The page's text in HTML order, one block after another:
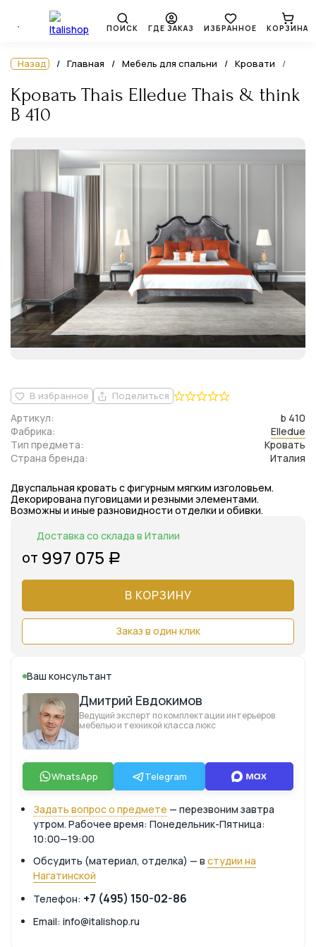
ПОИСК ГДЕ ЗАКАЗ ИЗБРАННОЕ КОРЗИНА
Назад Главная Мебель для спальни Кровати
Кровать Thais Elledue Thais & think
B 410
В избранное Поделиться
Фабрика: Elledue
Артикул:
b 410
Тип предмета:
Кровать
Страна бренда:
Италия
Двуспальная кровать с фигурным мягким изголовьем.
Декорирована пуговицами и резными элементами.
Возможны и иные разновидности отделки и обивки.
Доставка со склада в Италии
от 997 075 Р
В КОРЗИНУ
Заказ в один клик
Ваш консультант
Дмитрий Евдокимов
Ведущий эксперт по комплектации интерьеров
мебелью и техникой класса люкс
WhatsApp Telegram
Задать вопрос о предмете — перезвоним завтра
утром. Рабочее время: Понедельник-Пятница:
10:00—19:00
Обсудить (материал, отделка) — в студии на
Нагатинской
Телефон: +7 (495) 150-02-86
Email: info@italishop.ru